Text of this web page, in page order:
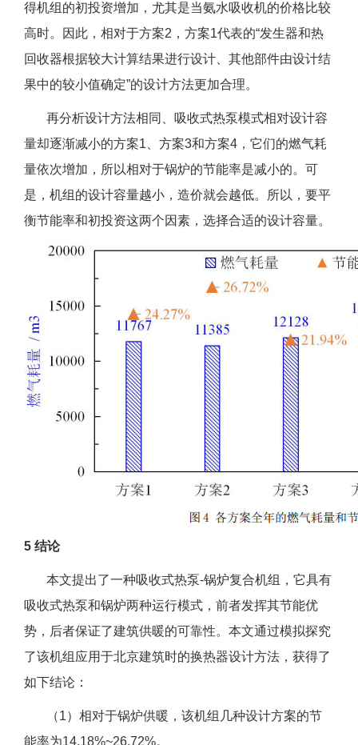
得机组的初投资增加，尤其是当氨水吸收机的价格比较
高时。因此，相对于方案2，方案1代表的“发生器和热
回收器根据较大计算结果进行设计、其他部件由设计结
果中的较小值确定”的设计方法更加合理。
再分析设计方法相同、吸收式热泵模式相对设计容
量却逐渐减小的方案1、方案3和方案4，它们的燃气耗
量依次增加，所以相对于锅炉的节能率是减小的。可
是，机组的设计容量越小，造价就会越低。所以，要平
衡节能率和初投资这两个因素，选择合适的设计容量。
5 结论
本文提出了一种吸收式热泵-锅炉复合机组，它具有
吸收式热泵和锅炉两种运行模式，前者发挥其节能优
势，后者保证了建筑供暖的可靠性。本文通过模拟探究
了该机组应用于北京建筑时的换热器设计方法，获得了
如下结论：
（1）相对于锅炉供暖，该机组几种设计方案的节
能率为14.18%~26.72%。